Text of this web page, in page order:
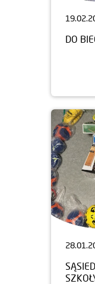
DO